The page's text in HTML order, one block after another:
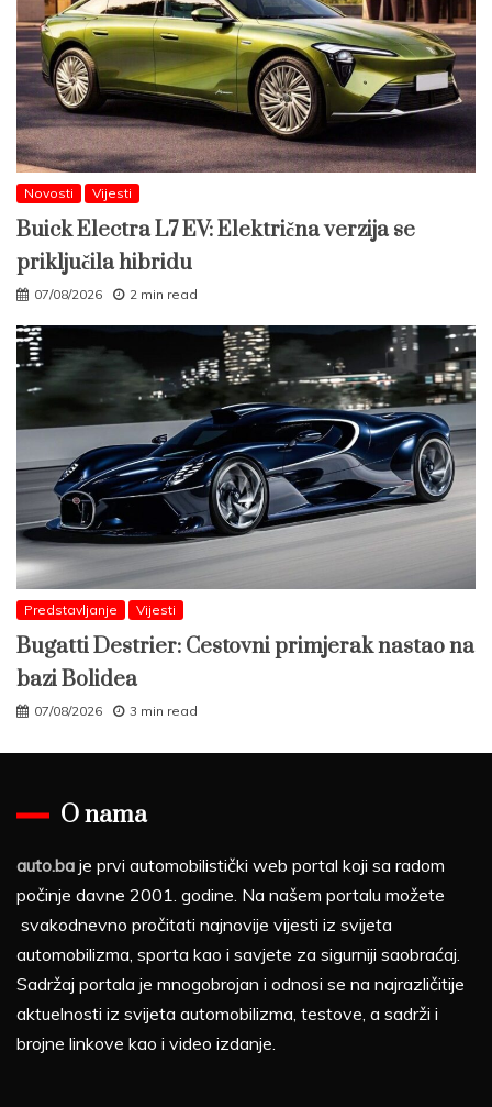
Novosti Vijesti
Buick Electra L7 EV: Električna verzija se
priključila hibridu
07/08/2026 2 min read
Predstavljanje Vijesti
Bugatti Destrier: Cestovni primjerak nastao na
bazi Bolidea
07/08/2026 3 min read
O nama
auto.ba je prvi automobilistički web portal koji sa radom
počinje davne 2001. godine. Na našem portalu možete
svakodnevno pročitati najnovije vijesti iz svijeta
automobilizma, sporta kao i savjete za sigurniji saobraćaj.
Sadržaj portala je mnogobrojan i odnosi se na najrazličitije
aktuelnosti iz svijeta automobilizma, testove, a sadrži i
brojne linkove kao i video izdanje.